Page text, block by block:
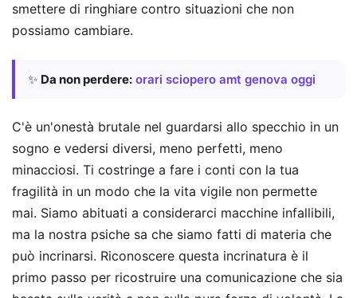
smettere di ringhiare contro situazioni che non
possiamo cambiare.
✨ Da non perdere: orari sciopero amt genova oggi
C'è un'onestà brutale nel guardarsi allo specchio in un
sogno e vedersi diversi, meno perfetti, meno
minacciosi. Ti costringe a fare i conti con la tua
fragilità in un modo che la vita vigile non permette
mai. Siamo abituati a considerarci macchine infallibili,
ma la nostra psiche sa che siamo fatti di materia che
può incrinarsi. Riconoscere questa incrinatura è il
primo passo per ricostruire una comunicazione che sia